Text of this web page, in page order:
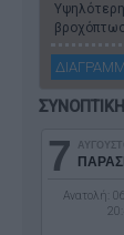
7
Ανατολή: